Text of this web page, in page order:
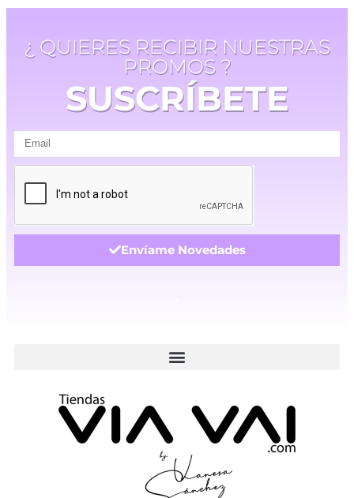
¿ QUIERES RECIBIR NUESTRAS
PROMOS ?
SUSCRÍBETE
Envíame Novedades